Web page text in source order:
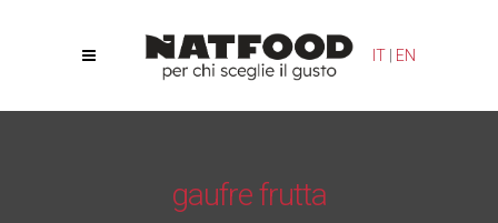
IT EN
gaufre frutta
Le tue preferenze relative alla privacy